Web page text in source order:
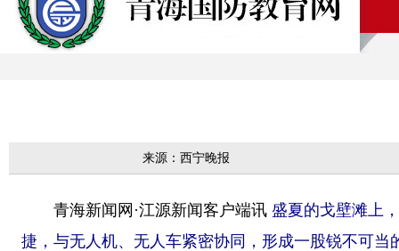
来源：西宁晚报
青海新闻网·江源新闻客户端讯 盛夏的戈壁滩上
捷，与无人机、无人车紧密协同，形成一股锐不可